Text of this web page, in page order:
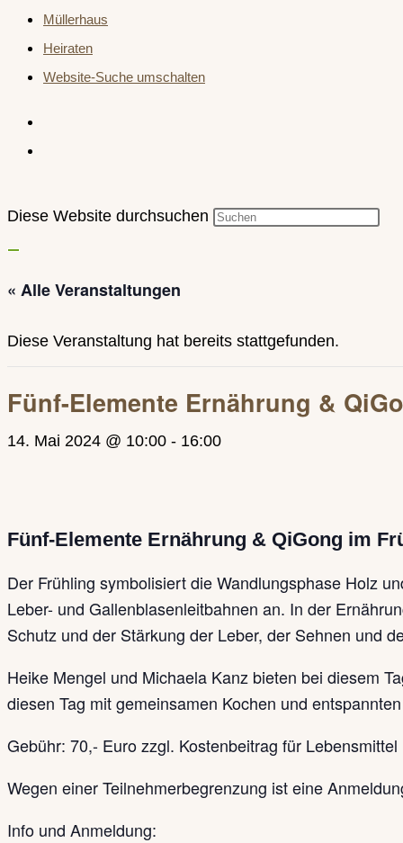
Müllerhaus
Heiraten
Website-Suche umschalten
Diese Website durchsuchen
« Alle Veranstaltungen
Diese Veranstaltung hat bereits stattgefunden.
Fünf-Elemente Ernährung &
14. Mai 2024 @ 10:00 - 16:00
Fünf-Elemente Ernährung & QiGong im
Der Frühling symbolisiert die Wandlungsphase Holz
Leber- und Gallenblasenleitbahnen an. In der
Schutz und der Stärkung der Leber, der Sehnen und
Heike Mengel und Michaela Kanz bieten bei diesem
diesen Tag mit gemeinsamen Kochen und
Gebühr: 70,- Euro zzgl. Kostenbeitrag für
Wegen einer Teilnehmerbegrenzung ist eine
Info und Anmeldung: